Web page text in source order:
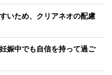
いため、クリアネオの配慮
娠中でも自信を持って過ご